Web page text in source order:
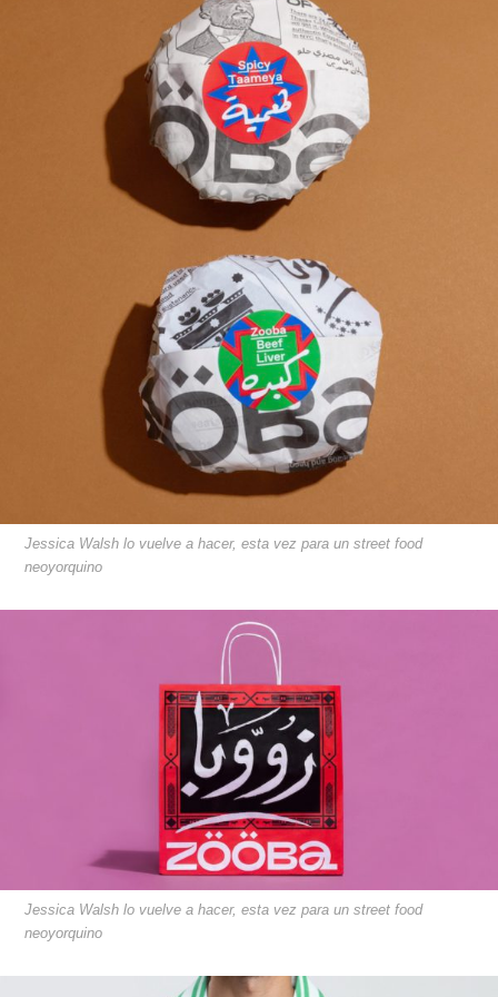
Jessica Walsh lo vuelve a hacer, esta vez para un street food
neoyorquino
Jessica Walsh lo vuelve a hacer, esta vez para un street food
neoyorquino